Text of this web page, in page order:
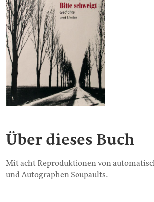
Über dieses Buch
Mit acht Reproduktionen von
und Autographen Soupaults.